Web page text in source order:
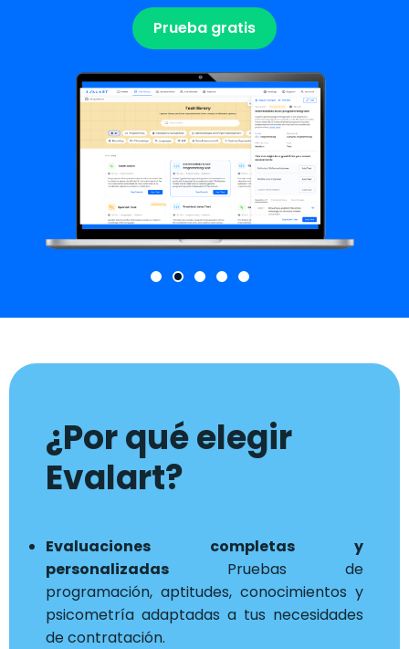
Prueba gratis
¿Por qué elegir
Evalart?
Evaluaciones completas y
personalizadas Pruebas de
programación, aptitudes, conocimientos y
psicometría adaptadas a tus necesidades
de contratación.